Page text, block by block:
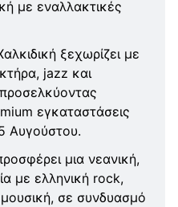
με εναλλακτικές
ξεχωρίζει με
jazz και
εγκαταστάσεις
Αυγούστου.
μια νεανική,
με ελληνική rock,
σε συνδυασμό